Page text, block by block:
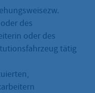
des
oder des
tätig